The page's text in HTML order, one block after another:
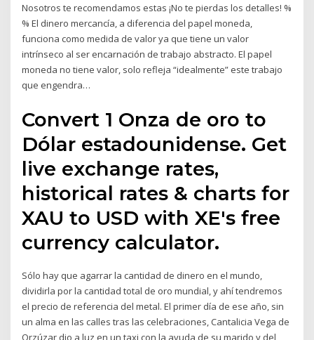
Nosotros te recomendamos estas ¡No te pierdas los detalles! %
% El dinero mercancía, a diferencia del papel moneda,
funciona como medida de valor ya que tiene un valor
intrínseco al ser encarnación de trabajo abstracto. El papel
moneda no tiene valor, solo refleja “idealmente” este trabajo
que engendra…
Convert 1 Onza de oro to
Dólar estadounidense. Get
live exchange rates,
historical rates & charts for
XAU to USD with XE's free
currency calculator.
Sólo hay que agarrar la cantidad de dinero en el mundo,
dividirla por la cantidad total de oro mundial, y ahí tendremos
el precio de referencia del metal. El primer día de ese año, sin
un alma en las calles tras las celebraciones, Cantalicia Vega de
Orzúzar dio a luz en un taxi con la ayuda de su marido y del